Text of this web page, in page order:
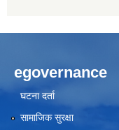
egovernance
घटना दर्ता
सामाजिक सुरक्षा